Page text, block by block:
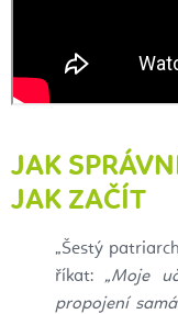
JAK
JAK ZAČÍT
„Šestý
říkat: „Moje
propojení